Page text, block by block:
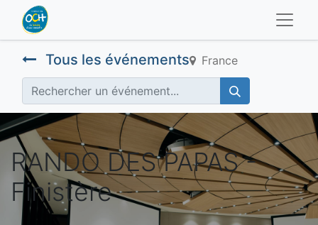
Tous les événements France
RANDO DES PAPAS -
Finistère